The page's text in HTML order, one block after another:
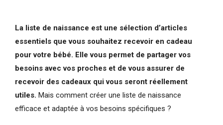
La liste de naissance est une sélection d’articles
essentiels que vous souhaitez recevoir en cadeau
pour votre bébé. Elle vous permet de partager vos
besoins avec vos proches et de vous assurer de
recevoir des cadeaux qui vous seront réellement
utiles. Mais comment créer une liste de naissance
efficace et adaptée à vos besoins spécifiques ?